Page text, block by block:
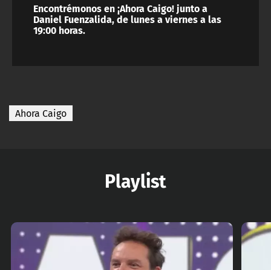
Encontrémonos en ¡Ahora Caigo! junto a
Daniel Fuenzalida, de lunes a viernes a las
19:00 horas.
Ahora Caigo
Playlist